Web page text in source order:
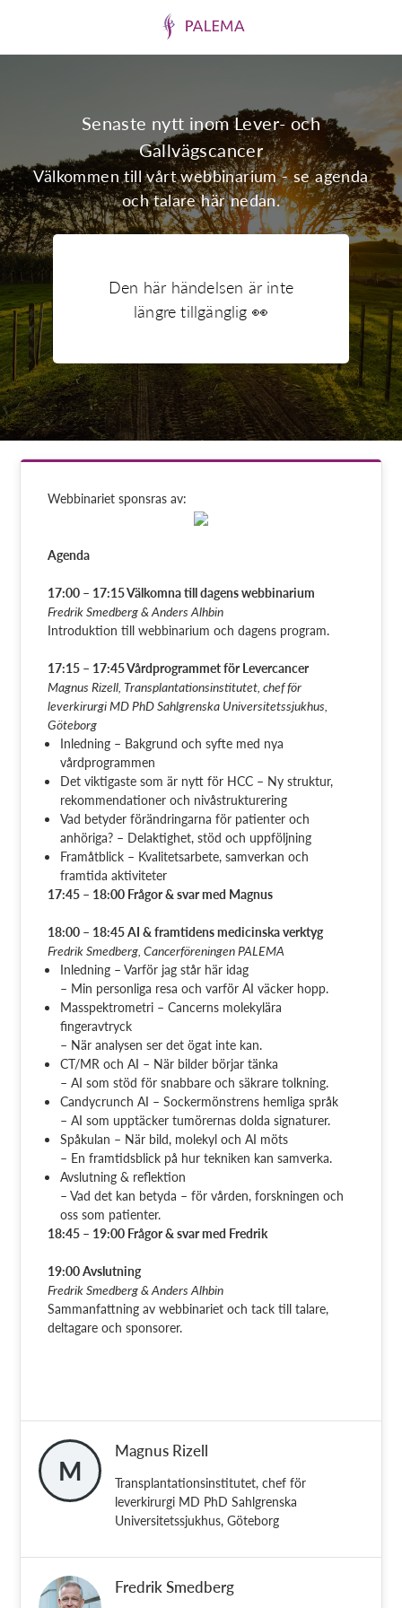
Senaste nytt inom Lever- och
Gallvägscancer
Välkommen till vårt webbinarium - se agenda
och talare här nedan.
Den här händelsen är inte
längre tillgänglig 👀
Webbinariet sponsras av:
Agenda
17:00 – 17:15 Välkomna till dagens webbinarium
Fredrik Smedberg & Anders Alhbin
Introduktion till webbinarium och dagens program.
17:15 – 17:45 Vårdprogrammet för Levercancer
Magnus Rizell, Transplantationsinstitutet, chef för
leverkirurgi MD PhD Sahlgrenska Universitetssjukhus,
Göteborg
Inledning – Bakgrund och syfte med nya
vårdprogrammen
Det viktigaste som är nytt för HCC – Ny struktur,
rekommendationer och nivåstrukturering
Vad betyder förändringarna för patienter och
anhöriga? – Delaktighet, stöd och uppföljning
Framåtblick – Kvalitetsarbete, samverkan och
framtida aktiviteter
17:45 – 18:00 Frågor & svar med Magnus
18:00 – 18:45 AI & framtidens medicinska verktyg
Fredrik Smedberg, Cancerföreningen PALEMA
Inledning – Varför jag står här idag
– Min personliga resa och varför AI väcker hopp.
Masspektrometri – Cancerns molekylära
fingeravtryck
– När analysen ser det ögat inte kan.
CT/MR och AI – När bilder börjar tänka
– AI som stöd för snabbare och säkrare tolkning.
Candycrunch AI – Sockermönstrens hemliga språk
– AI som upptäcker tumörernas dolda signaturer.
Spåkulan – När bild, molekyl och AI möts
– En framtidsblick på hur tekniken kan samverka.
Avslutning & reflektion
– Vad det kan betyda – för vården, forskningen och
oss som patienter.
18:45 – 19:00 Frågor & svar med Fredrik
19:00 Avslutning
Fredrik Smedberg & Anders Alhbin
Sammanfattning av webbinariet och tack till talare,
deltagare och sponsorer.
M
Magnus Rizell
Transplantationsinstitutet, chef för
leverkirurgi MD PhD Sahlgrenska
Universitetssjukhus, Göteborg
Fredrik Smedberg